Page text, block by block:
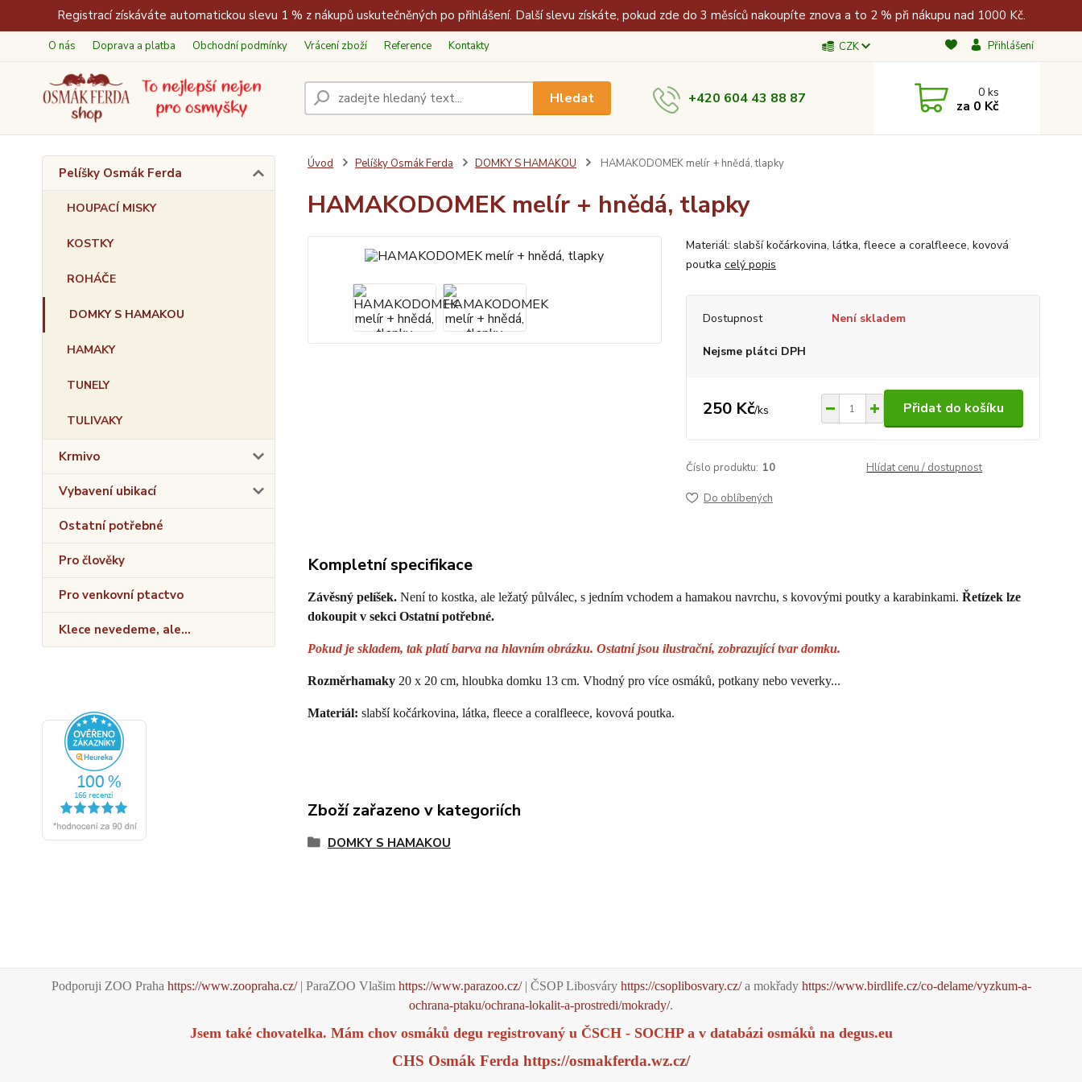
Registrací získáváte automatickou slevu 1 % z nákupů uskutečněných po přihlášení. Další slevu získáte, pokud zde do 3 měsíců nakoupíte znova a to 2 % při nákupu nad 1000 Kč.
O nás Doprava a platba Obchodní podmínky Vrácení zboží Reference Kontakty CZK Přihlášení
Hledat +420 604 43 88 87 0ks
za 0 Kč
Pelíšky Osmák Ferda
HOUPACÍ MISKY
KOSTKY
ROHÁČE
DOMKY S HAMAKOU
HAMAKY
TUNELY
TULIVAKY
Krmivo
Vybavení ubikací
Ostatní potřebné
Pro člověky
Pro venkovní ptactvo
Klece nevedeme, ale...
Úvod Pelíšky Osmák Ferda DOMKY S HAMAKOU HAMAKODOMEK melír + hnědá, tlapky
HAMAKODOMEK melír + hnědá, tlapky
Materiál: slabší kočárkovina, látka, fleece a coralfleece, kovová
poutka celý popis
Dostupnost Není skladem
Nejsme plátci DPH
250 Kč/ks Přidat do košíku
Číslo produktu: 10 Hlídat cenu / dostupnost
Do oblíbených
Kompletní specifikace
Závěsný pelíšek.Není to kostka, ale ležatý půlválec, s jedním vchodem a hamakou navrchu, s kovovými poutky a karabinkami. Řetízek lze
dokoupit v sekci Ostatní potřebné.
Pokud je skladem, tak platí barva na hlavním obrázku. Ostatní jsou ilustrační, zobrazující tvar domku.
Rozměrhamaky20 x 20 cm, hloubka domku 13 cm. Vhodný pro více osmáků, potkany nebo veverky...
Materiál: slabší kočárkovina, látka, fleece a coralfleece, kovová poutka.
Zboží zařazeno v kategoriích
DOMKY S HAMAKOU
Podporuji ZOO Praha https://www.zoopraha.cz/| ParaZOO Vlašim https://www.parazoo.cz/| ČSOP Libosváry https://csoplibosvary.cz/a mokřady https://www.birdlife.cz/co-delame/vyzkum-a-
ochrana-ptaku/ochrana-lokalit-a-prostredi/mokrady/.
Jsem také chovatelka. Mám chov osmáků degu registrovaný u ČSCH - SOCHP a v databázi osmáků na degus.eu
CHS Osmák Ferda https://osmakferda.wz.cz/